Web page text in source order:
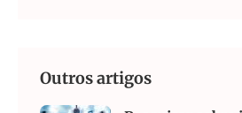
Outros artigos